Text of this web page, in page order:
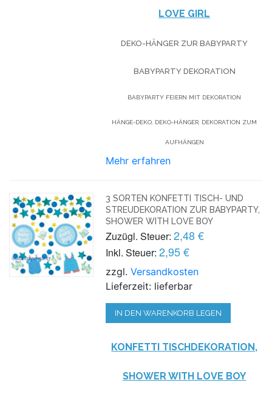
LOVE GIRL
DEKO-HÄNGER ZUR BABYPARTY
BABYPARTY DEKORATION
BABYPARTY FEIERN MIT DEKORATION
HÄNGE-DEKO, DEKO-HÄNGER, DEKORATION ZUM
AUFHÄNGEN
Mehr erfahren
3 SORTEN KONFETTI TISCH- UND
STREUDEKORATION ZUR BABYPARTY,
SHOWER WITH LOVE BOY
Zuzügl. Steuer: 2,48 €
Inkl. Steuer: 2,95 €
zzgl.Versandkosten
Lieferzeit: lieferbar
IN DEN WARENKORB LEGEN
KONFETTI TISCHDEKORATION,
SHOWER WITH LOVE BOY